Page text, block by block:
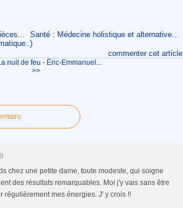
Santé : Médecine holistique et alternative...
commenter cet article
nuit de feu - Éric-Emmanuel...
>>
chez une petite dame, toute modeste, qui soigne
des résultats remarquables. Moi j'y vais sans être
régulièrement mes énergies. J' y crois !!